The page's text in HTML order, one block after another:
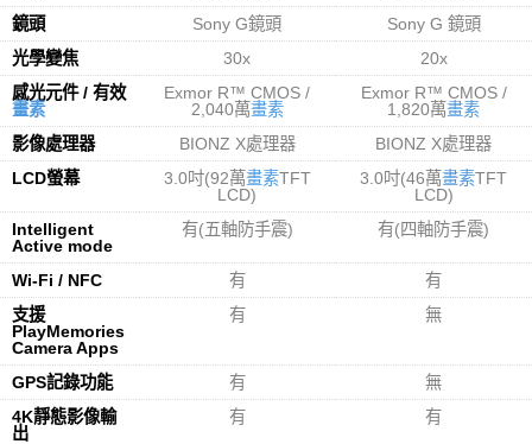
鏡頭
Sony G鏡頭
Sony G 鏡頭
光學變焦
30x
20x
感光元件 / 有效
畫素
Exmor R™ CMOS /
2,040萬畫素
Exmor R™ CMOS /
1,820萬畫素
影像處理器
BIONZ X處理器
BIONZ X處理器
LCD螢幕
3.0吋(92萬畫素TFT
LCD)
3.0吋(46萬畫素TFT
LCD)
Intelligent
Active mode
有(五軸防手震) 有(四軸防手震)
Wi-Fi / NFC 有
有
支援
PlayMemories
Camera Apps
有 無
GPS記錄功能 有
無
4K靜態影像輸
出
有 有